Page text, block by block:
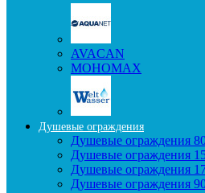
AVACAN
МОНОМАХ
Душевые ограждения
Душевые ограждения
Душевые ограждения
Душевые ограждения
Душевые ограждения